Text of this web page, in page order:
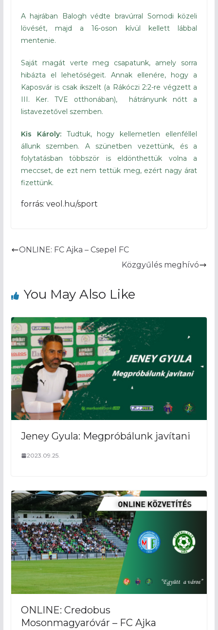
A hajrában Balogh védte bravúrral Somodi közeli
lövését, majd a 16-oson kívül kellett lábbal
mentenie.
Saját magát verte meg csapatunk, amely sorra
hibázta el lehetőségeit. Annak ellenére, hogy a
Kaposvár is csak ikszelt (a Rákóczi 2:2-re végzett a
III. Ker. TVE otthonában), hátrányunk nőtt a
listavezetővel szemben.
Kis Károly:Tudtuk, hogy kellemetlen ellenféllel
állunk szemben. A szünetben vezettünk, és a
folytatásban többször is eldönthettük volna a
meccset, de ezt nem tettük meg, ezért nagy árat
fizettünk.
forrás: veol.hu/sport
ONLINE: FC Ajka – Csepel FC
Közgyűlés meghívó
You May Also Like
Jeney Gyula: Megpróbálunk javítani
2023.09.25.
ONLINE: Credobus
Mosonmagyaróvár – FC Ajka